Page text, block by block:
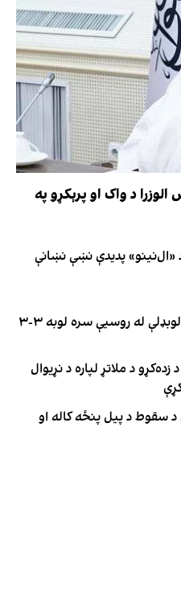
د واک او پرېکړو په
پدیدې نښې نښانې
د افغانستان فوټسال ملي لوبډلې له روسیې سره لوبه ۳-۳
د ملاتړ لپاره د نړیوال
د سقوط د پیل پنځه کاله او